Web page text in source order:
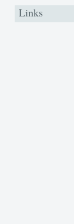
Links